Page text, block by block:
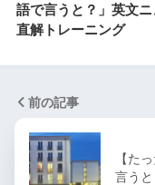
語で言うと？」英文
直解トレーニング
前の記事
【た
言うと